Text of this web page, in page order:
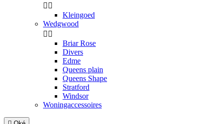
 
Kleingoed
Wedgwood
 
Briar Rose
Divers
Edme
Queens plain
Queens Shape
Stratford
Windsor
Woningaccessoires